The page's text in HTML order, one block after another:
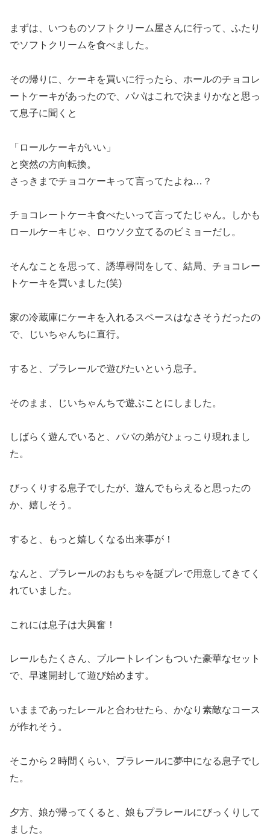
まずは、いつものソフトクリーム屋さんに行って、ふたり
でソフトクリームを食べました。
その帰りに、ケーキを買いに行ったら、ホールのチョコレ
ートケーキがあったので、パパはこれで決まりかなと思っ
て息子に聞くと
「ロールケーキがいい」
と突然の方向転換。
さっきまでチョコケーキって言ってたよね…？
チョコレートケーキ食べたいって言ってたじゃん。しかも
ロールケーキじゃ、ロウソク立てるのビミョーだし。
そんなことを思って、誘導尋問をして、結局、チョコレー
トケーキを買いました(笑)
家の冷蔵庫にケーキを入れるスペースはなさそうだったの
で、じいちゃんちに直行。
すると、プラレールで遊びたいという息子。
そのまま、じいちゃんちで遊ぶことにしました。
しばらく遊んでいると、パパの弟がひょっこり現れまし
た。
びっくりする息子でしたが、遊んでもらえると思ったの
か、嬉しそう。
すると、もっと嬉しくなる出来事が！
なんと、プラレールのおもちゃを誕プレで用意してきてく
れていました。
これには息子は大興奮！
レールもたくさん、ブルートレインもついた豪華なセット
で、早速開封して遊び始めます。
いままであったレールと合わせたら、かなり素敵なコース
が作れそう。
そこから２時間くらい、プラレールに夢中になる息子でし
た。
夕方、娘が帰ってくると、娘もプラレールにびっくりして
ました。